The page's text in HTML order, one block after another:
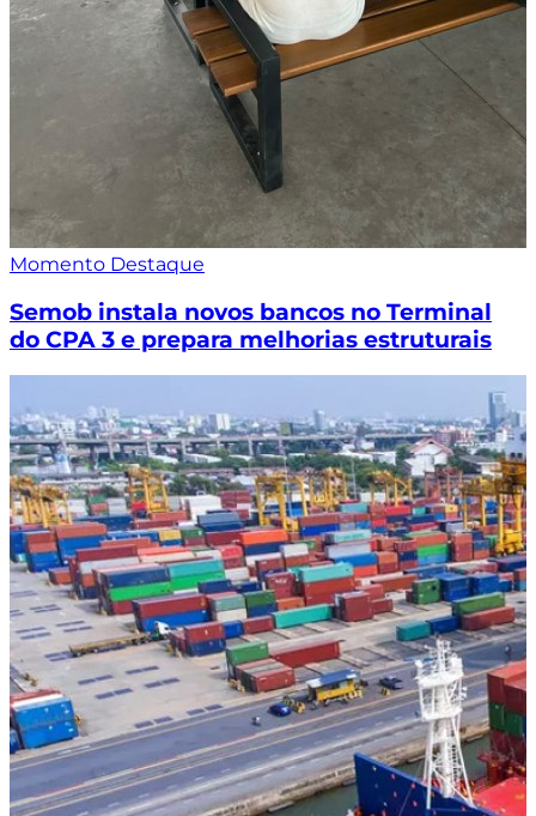
Momento Destaque
Semob instala novos bancos no Terminal
do CPA 3 e prepara melhorias estruturais